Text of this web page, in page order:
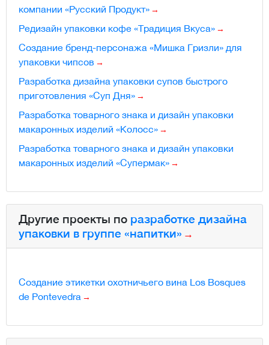
компании «Русский Продукт»
Редизайн упаковки кофе «Традиция Вкуса»
Создание бренд-персонажа «Мишка Гризли» для
упаковки чипсов
Разработка дизайна упаковки супов быстрого
приготовления «Суп Дня»
Разработка товарного знака и дизайн упаковки
макаронных изделий «Колосс»
Разработка товарного знака и дизайн упаковки
макаронных изделий «Супермак»
Другие проекты по разработке дизайна
упаковки в группе «напитки»
Создание этикетки охотничьего вина Los Bosques
de Pontevedra